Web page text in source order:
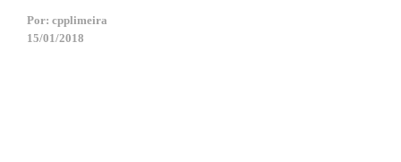
Por: cpplimeira
15/01/2018